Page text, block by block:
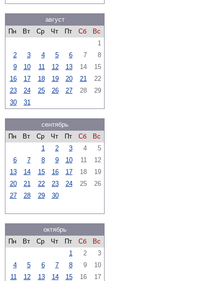
август
Пн
Вт Ср Чт Пт Сб
Вс
1
2
3 4 5 6 7
8
9
10 11 12 13 14
15
16
17 18 19 20 21
22
23
24 25 26 27 28
29
30
31
сентябрь
Пн
Вт Ср Чт Пт Сб
Вс
1
2 3 4
5
6
7 8 9 10 11
12
13
14 15 16 17 18
19
20
21 22 23 24 25
26
27
28 29 30
октябрь
Пн
Вт Ср Чт Пт Сб
Вс
1
2
3
4
5 6 7 8 9
10
11
12 13 14 15 16
17